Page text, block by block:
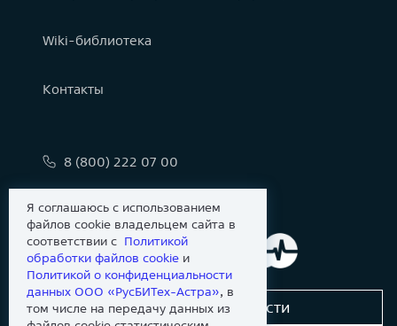
Wiki-библиотека
Контакты
8 (800) 222 07 00
Сообщить об уязвимости
Я соглашаюсь с использованием
файлов cookie владельцем сайта в
соответствии с Политикой
обработки файлов сookie и
Политикой о конфиденциальности
данных ООО «РусБИТех-Астра», в
том числе на передачу данных из